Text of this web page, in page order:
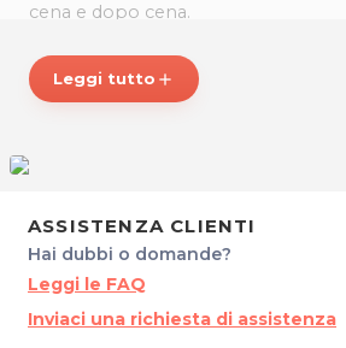
cena e dopo cena.
Café: dalla colazione a tarda notte
Torino.A pranzo e a cena
15 € compreso di
Acena lasciati tentare dal
Piemontese, dai numerosi piatti
zone e dalla croccantissima frittura
trovare inoltre curiosipiatti
Leggi tutto add
ASSISTENZA CLIENTI
Hai dubbi o domande?
Leggi le FAQ
Inviaci una richiesta di assistenza